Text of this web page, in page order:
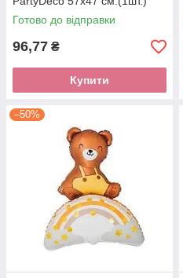
Готово до відправки
96,77 ₴
Купити
–50%